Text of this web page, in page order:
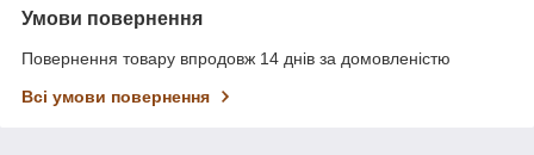
Умови повернення
Повернення товару впродовж 14 днів за домовленістю
Всі умови повернення